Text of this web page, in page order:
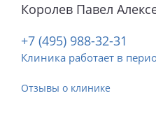
Королев Павел
+7 (495) 988-32-31
Клиника работает в
Отзывы о клинике